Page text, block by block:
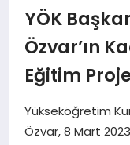
SİYASET
SPOR
YÖK
Özvar’ın
Eğitim
Yükseköğretim
Özvar, 8 Mart